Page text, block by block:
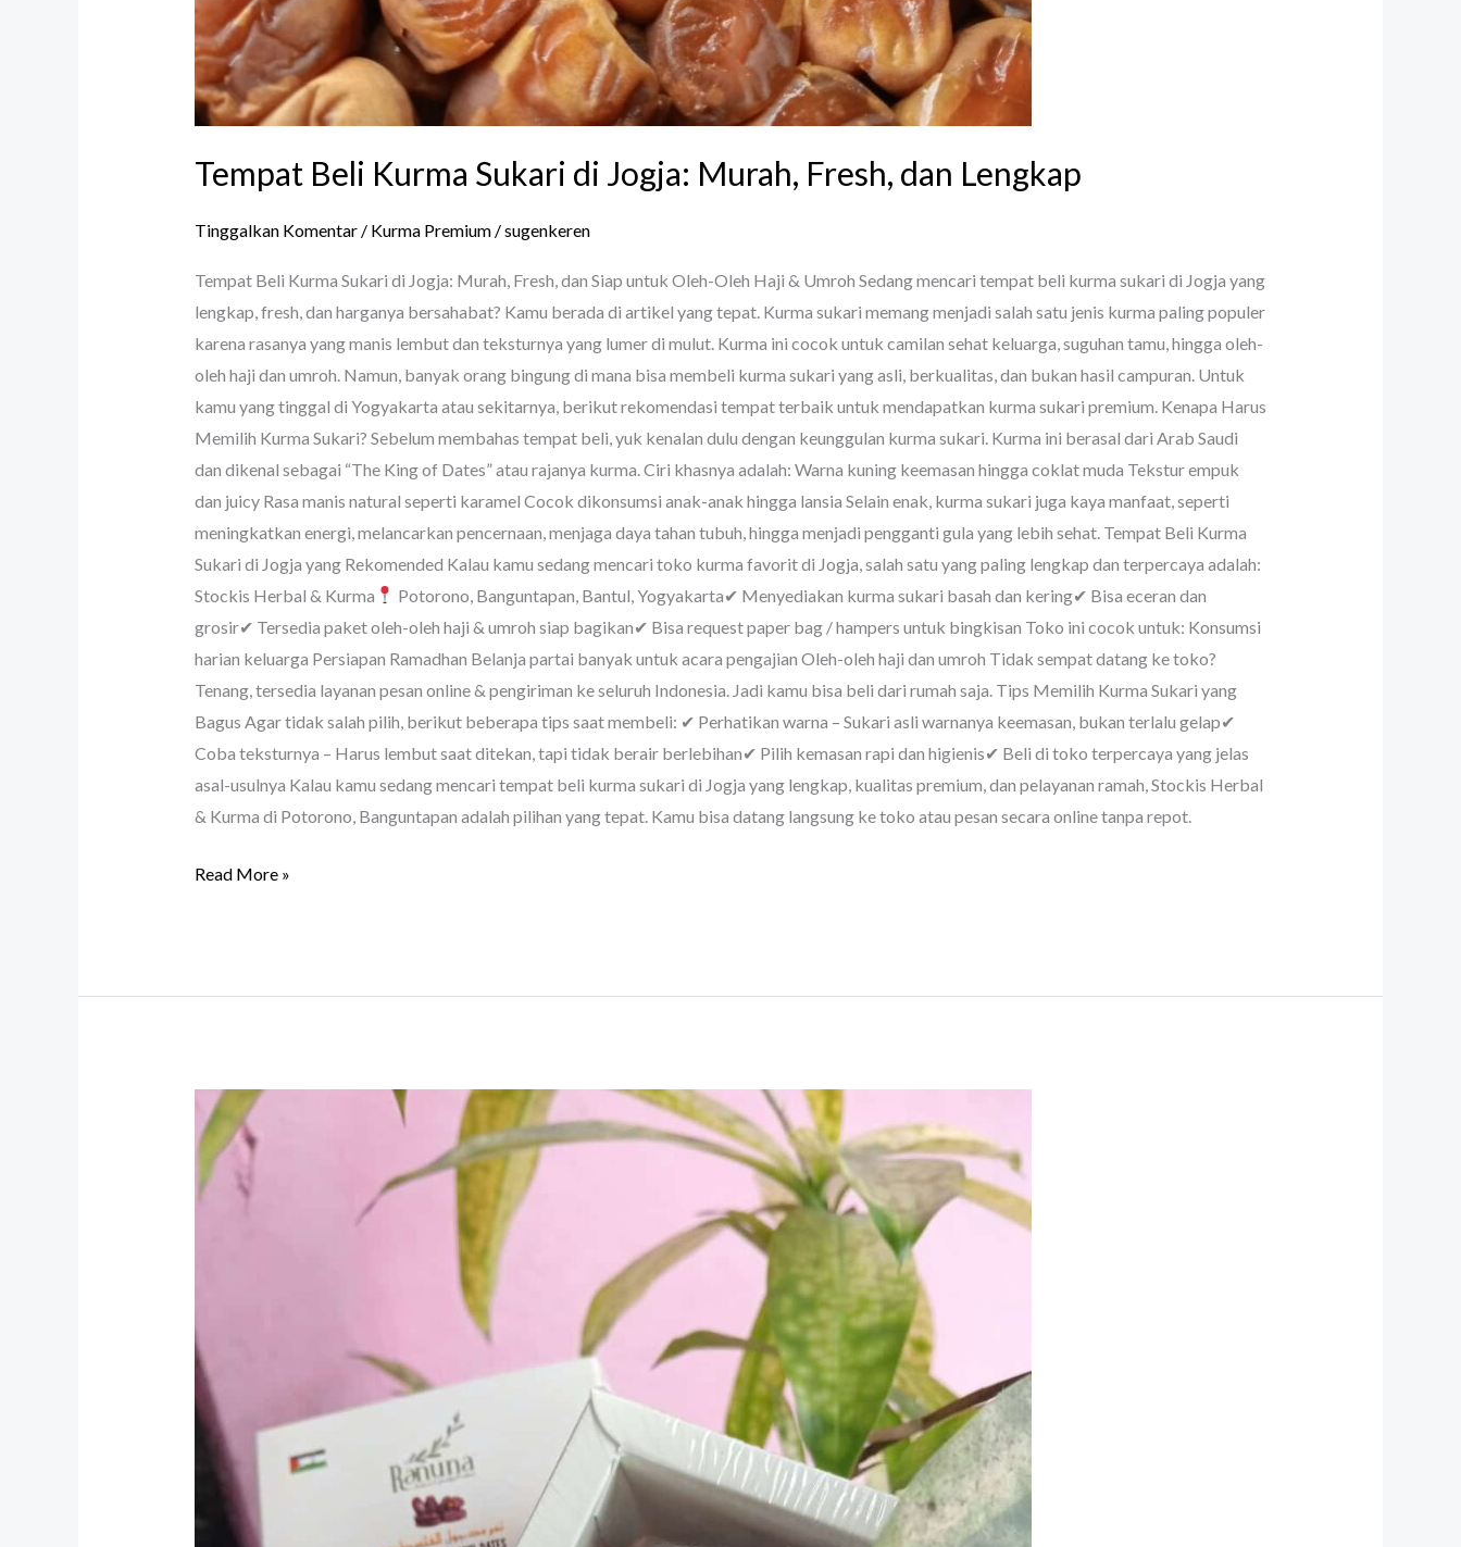
Tempat Beli Kurma Sukari di Jogja: Murah, Fresh, dan Lengkap
Tinggalkan Komentar / Kurma Premium/sugenkeren
Tempat Beli Kurma Sukari di Jogja: Murah, Fresh, dan Siap untuk Oleh-Oleh Haji & Umroh Sedang mencari tempat beli kurma sukari di Jogja yang
lengkap, fresh, dan harganya bersahabat? Kamu berada di artikel yang tepat. Kurma sukari memang menjadi salah satu jenis kurma paling populer
karena rasanya yang manis lembut dan teksturnya yang lumer di mulut. Kurma ini cocok untuk camilan sehat keluarga, suguhan tamu, hingga oleh-
oleh haji dan umroh. Namun, banyak orang bingung di mana bisa membeli kurma sukari yang asli, berkualitas, dan bukan hasil campuran. Untuk
kamu yang tinggal di Yogyakarta atau sekitarnya, berikut rekomendasi tempat terbaik untuk mendapatkan kurma sukari premium. Kenapa Harus
Memilih Kurma Sukari? Sebelum membahas tempat beli, yuk kenalan dulu dengan keunggulan kurma sukari. Kurma ini berasal dari Arab Saudi
dan dikenal sebagai “The King of Dates” atau rajanya kurma. Ciri khasnya adalah: Warna kuning keemasan hingga coklat muda Tekstur empuk
dan juicy Rasa manis natural seperti karamel Cocok dikonsumsi anak-anak hingga lansia Selain enak, kurma sukari juga kaya manfaat, seperti
meningkatkan energi, melancarkan pencernaan, menjaga daya tahan tubuh, hingga menjadi pengganti gula yang lebih sehat. Tempat Beli Kurma
Sukari di Jogja yang Rekomended Kalau kamu sedang mencari toko kurma favorit di Jogja, salah satu yang paling lengkap dan terpercaya adalah:
Stockis Herbal & Kurma
Potorono, Banguntapan, Bantul, Yogyakarta✔ Menyediakan kurma sukari basah dan kering✔ Bisa eceran dan
grosir✔ Tersedia paket oleh-oleh haji & umroh siap bagikan✔ Bisa request paper bag / hampers untuk bingkisan Toko ini cocok untuk: Konsumsi
harian keluarga Persiapan Ramadhan Belanja partai banyak untuk acara pengajian Oleh-oleh haji dan umroh Tidak sempat datang ke toko?
Tenang, tersedia layanan pesan online & pengiriman ke seluruh Indonesia. Jadi kamu bisa beli dari rumah saja. Tips Memilih Kurma Sukari yang
Bagus Agar tidak salah pilih, berikut beberapa tips saat membeli: ✔ Perhatikan warna – Sukari asli warnanya keemasan, bukan terlalu gelap✔
Coba teksturnya – Harus lembut saat ditekan, tapi tidak berair berlebihan✔ Pilih kemasan rapi dan higienis✔ Beli di toko terpercaya yang jelas
asal-usulnya Kalau kamu sedang mencari tempat beli kurma sukari di Jogja yang lengkap, kualitas premium, dan pelayanan ramah, Stockis Herbal
& Kurma di Potorono, Banguntapan adalah pilihan yang tepat. Kamu bisa datang langsung ke toko atau pesan secara online tanpa repot.
Read More »
Kurma
Medjool
Jumbo:
Si
Rasa
Legit